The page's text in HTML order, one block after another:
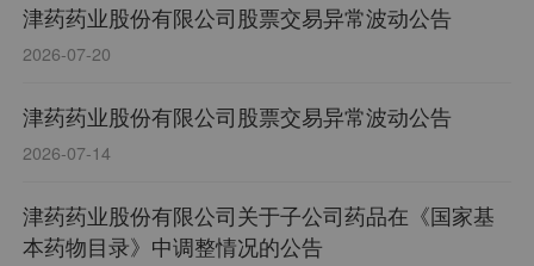
津市科学技术进步奖特等奖、天津市先进级智能工
厂、天津市绿色工厂、“2025中国制药工业TOP101”
津药药业股份有限公司股票交易异常波动公告
2026-07-20
津药药业股份有限公司股票交易异常波动公告
2026-07-14
津药药业股份有限公司关于子公司药品在《国家基
本药物目录》中调整情况的公告